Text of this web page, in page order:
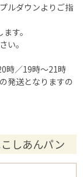
ルダウンよりご指
す。
い。
時／19時～21時
発送となりますの
しあんパン